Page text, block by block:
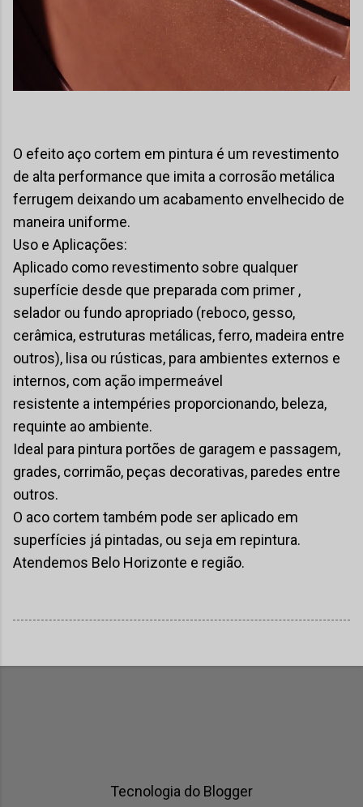
O efeito aço cortem em pintura é um revestimento
de alta performance que imita a corrosão metálica
ferrugem deixando um acabamento envelhecido de
maneira uniforme.
Uso e Aplicações:
Aplicado como revestimento sobre qualquer
superfície desde que preparada com primer ,
selador ou fundo apropriado (reboco, gesso,
cerâmica, estruturas metálicas, ferro, madeira entre
outros), lisa ou rústicas, para ambientes externos e
internos, com ação impermeável
resistente a intempéries proporcionando, beleza,
requinte ao ambiente.
Ideal para pintura portões de garagem e passagem,
grades, corrimão, peças decorativas, paredes entre
outros.
O aco cortem também pode ser aplicado em
superfícies já pintadas, ou seja em repintura.
Atendemos Belo Horizonte e região.
Tecnologia do Blogger